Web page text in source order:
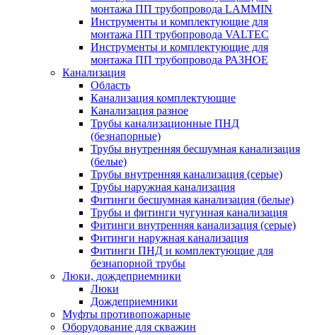
монтажа ПП трубопровода LAMMIN
Инструменты и комплектующие для
монтажа ПП трубопровода VALTEC
Инструменты и комплектующие для
монтажа ПП трубопровода РАЗНОЕ
Канализация
Область
Канализация комплектующие
Канализация разное
Трубы канализационные ПНД
(безнапорные)
Трубы внутренняя бесшумная канализация
(белые)
Трубы внутренняя канализация (серые)
Трубы наружная канализация
Фитинги бесшумная канализация (белые)
Трубы и фитинги чугунная канализация
Фитинги внутренняя канализация (серые)
Фитинги наружная канализация
Фитинги ПНД и комплектующие для
безнапорной трубы
Люки, дождеприемники
Люки
Дождеприемники
Муфты противопожарные
Оборудование для скважин